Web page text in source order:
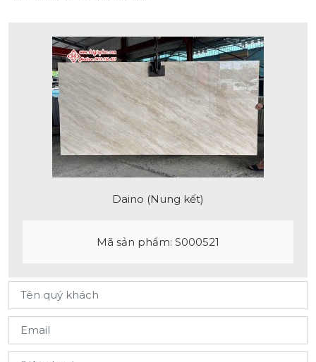
Daino (Nung kết)
Mã sản phẩm: S000521